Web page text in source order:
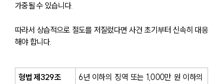
대륜법률상담예약
대륜법률상담예약
가중될 수 있습니다.
따라서 상습적으로 절도를 저질렀다면 사건 초기부터 신속히 대응
해야 합니다.
형법 제329조
6년 이하의 징역 또는 1,000만 원 이하의